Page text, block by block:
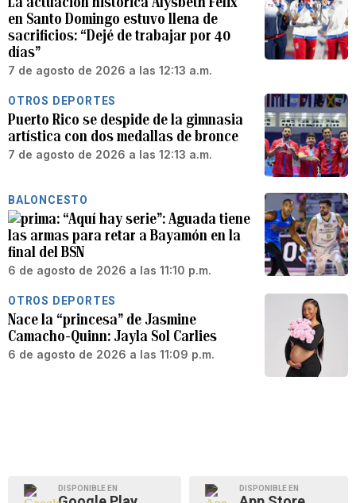
en Santo Domingo estuvo llena de
sacrificios: “Dejé de trabajar por 40
días”
7 de agosto de 2026 a las 12:13 a.m.
OTROS DEPORTES
Puerto Rico se despide de la gimnasia
artística con dos medallas de bronce
7 de agosto de 2026 a las 12:13 a.m.
BALONCESTO
“Aquí hay serie”: Aguada tiene
las armas para retar a Bayamón en la
final del BSN
6 de agosto de 2026 a las 11:10 p.m.
OTROS DEPORTES
Nace la “princesa” de Jasmine
Camacho-Quinn: Jayla Sol Carlies
6 de agosto de 2026 a las 11:09 p.m.
DISPONIBLE EN DISPONIBLE EN